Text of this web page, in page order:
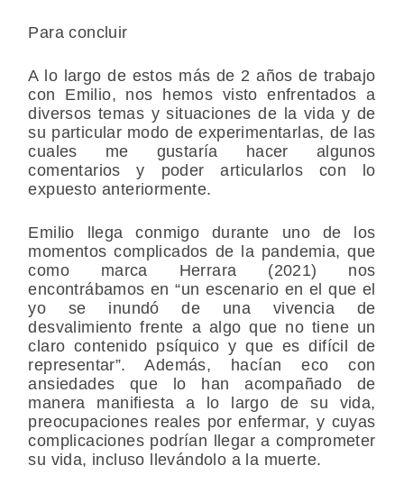
Para concluir
A lo largo de estos más de 2 años de trabajo
con Emilio, nos hemos visto enfrentados a
diversos temas y situaciones de la vida y de
su particular modo de experimentarlas, de las
cuales me gustaría hacer algunos
comentarios y poder articularlos con lo
expuesto anteriormente.
Emilio llega conmigo durante uno de los
momentos complicados de la pandemia, que
como marca Herrara (2021) nos
encontrábamos en “un escenario en el que el
yo se inundó de una vivencia de
desvalimiento frente a algo que no tiene un
claro contenido psíquico y que es difícil de
representar”. Además, hacían eco con
ansiedades que lo han acompañado de
manera manifiesta a lo largo de su vida,
preocupaciones reales por enfermar, y cuyas
complicaciones podrían llegar a comprometer
su vida, incluso llevándolo a la muerte.